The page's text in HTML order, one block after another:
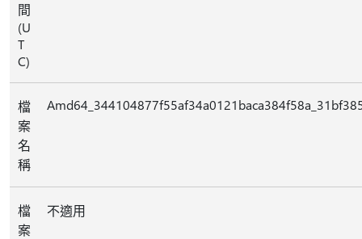
間
(U
T
C)
檔
案
名
稱
檔
案
不適用